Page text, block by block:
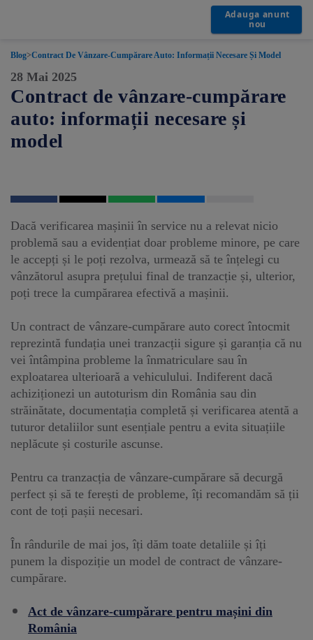
Adauga anunt
nou
Blog>Contract De Vânzare-Cumpărare Auto: Informații Necesare Și Model
28 Mai 2025
Contract de vânzare-cumpărare
auto: informații necesare și
model
Dacă verificarea mașinii în service nu a relevat nicio
problemă sau a evidențiat doar probleme minore, pe care
le accepți și le poți rezolva, urmează să te înțelegi cu
vânzătorul asupra prețului final de tranzacție și, ulterior,
poți trece la cumpărarea efectivă a mașinii.
Un contract de vânzare-cumpărare auto corect întocmit
reprezintă fundația unei tranzacții sigure și garanția că nu
vei întâmpina probleme la înmatriculare sau în
exploatarea ulterioară a vehiculului. Indiferent dacă
achiziționezi un autoturism din România sau din
străinătate, documentația completă și verificarea atentă a
tuturor detaliilor sunt esențiale pentru a evita situațiile
neplăcute și costurile ascunse.
Pentru ca tranzacția de vânzare-cumpărare să decurgă
perfect și să te ferești de probleme, îți recomandăm să ții
cont de toți pașii necesari.
În rândurile de mai jos, îți dăm toate detaliile și îți
punem la dispoziție un model de contract de vânzare-
cumpărare.
Act de vânzare-cumpărare pentru mașini din
România